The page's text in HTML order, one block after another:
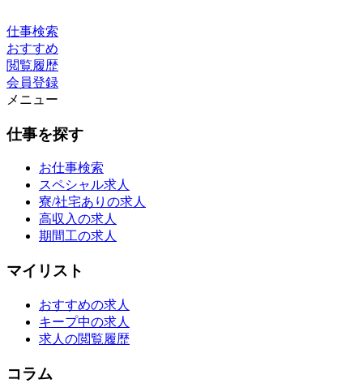
仕事検索
おすすめ
閲覧履歴
会員登録
メニュー
仕事を探す
お仕事検索
スペシャル求人
寮/社宅ありの求人
高収入の求人
期間工の求人
マイリスト
おすすめの求人
キープ中の求人
求人の閲覧履歴
コラム